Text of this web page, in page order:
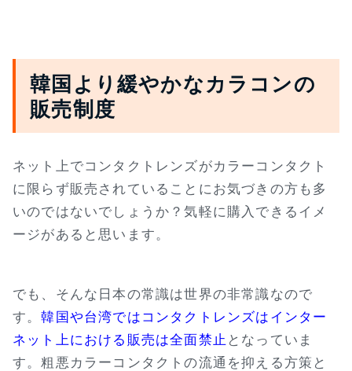
韓国より緩やかなカラコンの
販売制度
ネット上でコンタクトレンズがカラーコンタクト
に限らず販売されていることにお気づきの方も多
いのではないでしょうか？気軽に購入できるイメ
ージがあると思います。
でも、そんな日本の常識は世界の非常識なので
す。韓国や台湾ではコンタクトレンズはインター
ネット上における販売は全面禁止 となっていま
す。粗悪カラーコンタクトの流通を抑える方策と